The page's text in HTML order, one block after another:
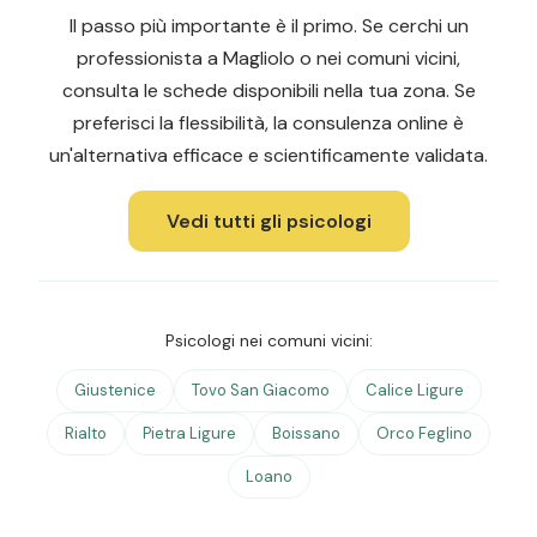
Il passo più importante è il primo. Se cerchi un
professionista a Magliolo o nei comuni vicini,
consulta le schede disponibili nella tua zona. Se
preferisci la flessibilità, la consulenza online è
un'alternativa efficace e scientificamente validata.
Vedi tutti gli psicologi
Psicologi nei comuni vicini:
Giustenice Tovo San Giacomo Calice Ligure
Rialto Pietra Ligure Boissano Orco Feglino
Loano